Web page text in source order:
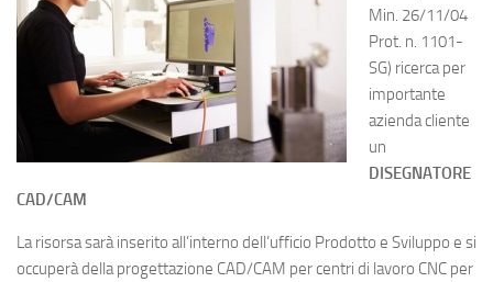
Min. 26/11/04
Prot. n. 1101-
SG) ricerca per
importante
azienda cliente
un
DISEGNATORE
CAD/CAM
La risorsa sarà inserito all’interno dell’ufficio Prodotto e Sviluppo e si
occuperà della progettazione CAD/CAM per centri di lavoro CNC per